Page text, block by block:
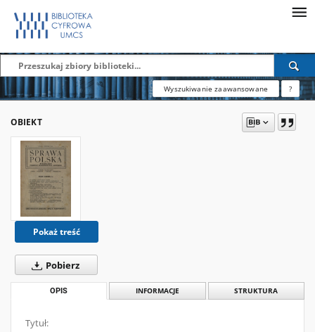
Wyszukiwanie zaawansowane ?
OBIEKT
Pokaż treść
Pobierz
OPIS INFORMACJE STRUKTURA
Tytuł: